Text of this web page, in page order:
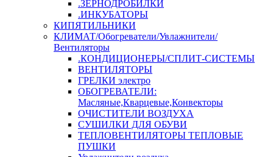
.ЗЕРНОДРОБИЛКИ
.ИНКУБАТОРЫ
КИПЯТИЛЬНИКИ
КЛИМАТ/Обогреватели/Увлажнители/
Вентиляторы
.КОНДИЦИОНЕРЫ/СПЛИТ-СИСТЕМЫ
ВЕНТИЛЯТОРЫ
ГРЕЛКИ электро
ОБОГРЕВАТЕЛИ:
Масляные,Кварцевые,Конвекторы
ОЧИСТИТЕЛИ ВОЗДУХА
СУШИЛКИ ДЛЯ ОБУВИ
ТЕПЛОВЕНТИЛЯТОРЫ ТЕПЛОВЫЕ
ПУШКИ